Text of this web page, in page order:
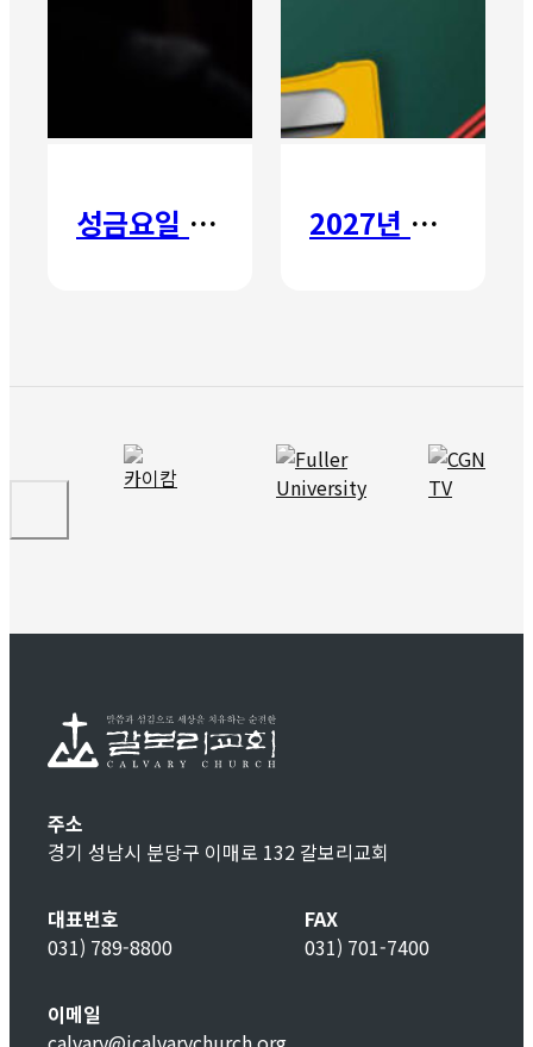
성금요일 칸타타 2027년 갈보리 어학원 유치부 신입생 모집
주소
경기 성남시 분당구 이매로 132 갈보리교회
대표번호
031) 789-8800
FAX
031) 701-7400
이메일